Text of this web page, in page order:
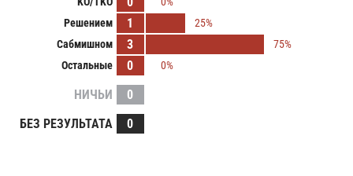
Решением
1
25%
Сабмишном
3
75%
Остальные
0 0%
НИЧЬИ
0
БЕЗ РЕЗУЛЬТАТА
0